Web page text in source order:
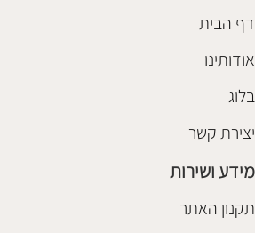
דף הבית
אודותינו
בלוג
יצירת קשר
מידע ושירות
תקנון האתר